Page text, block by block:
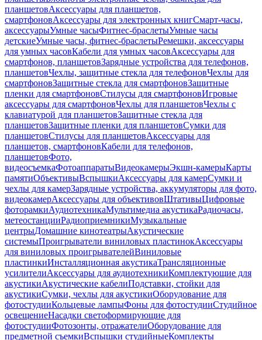
планшетовАксессуары для планшетов,
смартфоновАксессуары для электронных книгСмарт-часы,
аксессуарыУмные часыФитнес-браслетыУмные часы
детскиеУмные часы, фитнес-браслетыРемешки, аксессуары
для умных часовКабели для умных часовАксессуары для
смартфонов, планшетовЗарядные устройства для телефонов,
планшетовЧехлы, защитные стекла для телефоновЧехлы для
смартфоновЗащитные стекла для смартфоновЗащитные
пленки для смартфоновСтилусы для смартфоновИгровые
аксессуары для смартфоновЧехлы для планшетовЧехлы с
клавиатурой для планшетовЗащитные стекла для
планшетовЗащитные пленки для планшетовСумки для
планшетовСтилусы для планшетовАксессуары для
планшетов, смартфоновКабели для телефонов,
планшетовФото,
видеосъемкаФотоаппаратыВидеокамерыЭкшн-камерыКарты
памятиОбъективыВспышкиАксессуары для камерСумки и
чехлы для камерЗарядные устройства, аккумуляторы для фото,
видеокамерАксессуары для объективовШтативыЦифровые
фоторамкиАудиотехникаМультимедиа акустикаРадиочасы,
метеостанцииРадиоприемникиМузыкальные
центрыДомашние кинотеатрыАкустические
системыПроигрыватели виниловых пластинокАксессуары
для виниловых проигрывателейВиниловые
пластинкиИнсталляционная акустикаТрансляционные
усилителиАксессуары для аудиотехникиКомплектующие для
акустикиАкустические кабелиПодставки, стойки для
акустикиСумки, чехлы для акустикиОборудование для
фотостудииКольцевые лампыФоны для фотостудииСтудийное
освещениеНасадки светоформирующие для
фотостудииФотозонты, отражателиОборудование для
предметной съемкиВспышки студийныеКомплекты